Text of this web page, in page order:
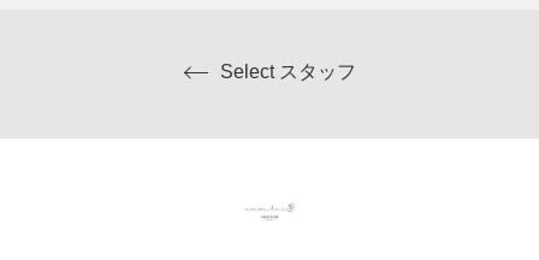
Select スタッフ